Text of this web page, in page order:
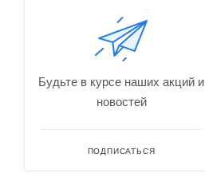
Будьте в курсе наших акций и
новостей
ПОДПИСАТЬСЯ